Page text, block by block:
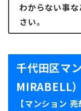
わからない事
さい。
千代田区マ
MIRABELL）
【マンション